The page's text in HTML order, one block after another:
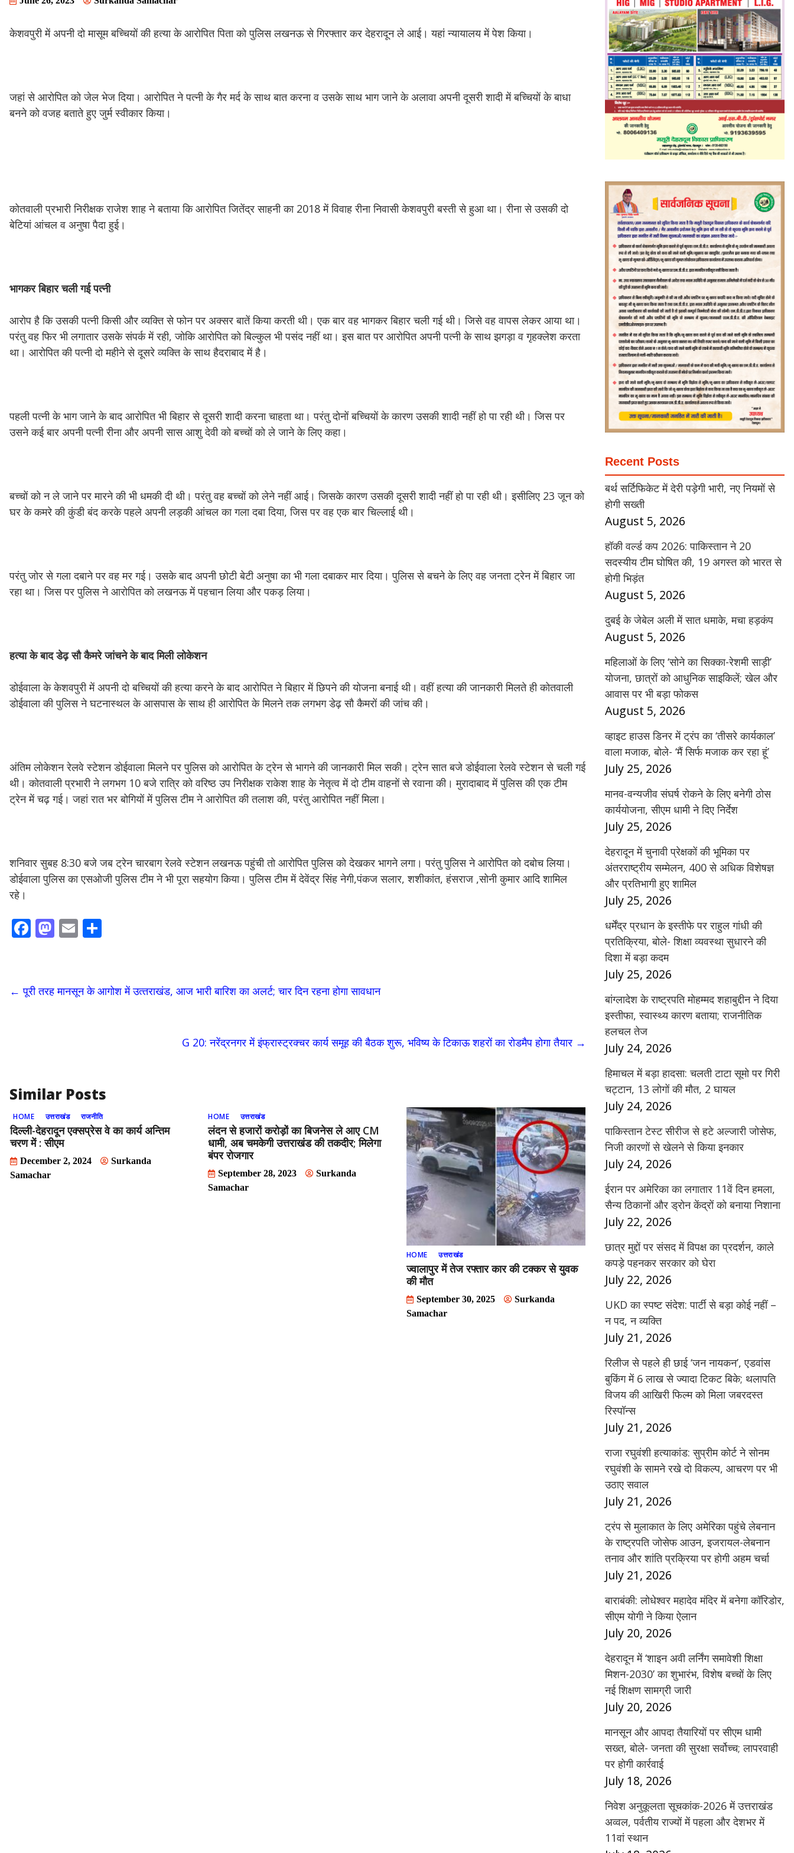
केशवपुरी में अपनी दो मासूम बच्चियों की हत्या के आरोपित पिता को पुलिस लखनऊ से गिरफ्तार कर देहरादून ले आई। यहां न्यायालय में पेश किया।
जहां से आरोपित को जेल भेज दिया। आरोपित ने पत्नी के गैर मर्द के साथ बात करना व उसके साथ भाग जाने के अलावा अपनी दूसरी शादी में बच्चियों के बाधा
बनने को वजह बताते हुए जुर्म स्वीकार किया।
कोतवाली प्रभारी निरीक्षक राजेश शाह ने बताया कि आरोपित जितेंद्र साहनी का 2018 में विवाह रीना निवासी केशवपुरी बस्ती से हुआ था। रीना से उसकी दो
बेटियां आंचल व अनुषा पैदा हुई।
भागकरबिहारचलीगईपत्‍नी
आरोप है कि उसकी पत्नी किसी और व्यक्ति से फोन पर अक्सर बातें किया करती थी। एक बार वह भागकर बिहार चली गई थी। जिसे वह वापस लेकर आया था।
परंतु वह फिर भी लगातार उसके संपर्क में रही, जोकि आरोपित को बिल्कुल भी पसंद नहीं था। इस बात पर आरोपित अपनी पत्नी के साथ झगड़ा व गृहक्लेश करता
था। आरोपित की पत्नी दो महीने से दूसरे व्यक्ति के साथ हैदराबाद में है।
पहली पत्नी के भाग जाने के बाद आरोपित भी बिहार से दूसरी शादी करना चाहता था। परंतु दोनों बच्चियों के कारण उसकी शादी नहीं हो पा रही थी। जिस पर
उसने कई बार अपनी पत्नी रीना और अपनी सास आशु देवी को बच्चों को ले जाने के लिए कहा।
बच्चों को न ले जाने पर मारने की भी धमकी दी थी। परंतु वह बच्चों को लेने नहीं आई। जिसके कारण उसकी दूसरी शादी नहीं हो पा रही थी। इसीलिए 23 जून को
घर के कमरे की कुंडी बंद करके पहले अपनी लड़की आंचल का गला दबा दिया, जिस पर वह एक बार चिल्लाई थी।
परंतु जोर से गला दबाने पर वह मर गई। उसके बाद अपनी छोटी बेटी अनुषा का भी गला दबाकर मार दिया। पुलिस से बचने के लिए वह जनता ट्रेन में बिहार जा
रहा था। जिस पर पुलिस ने आरोपित को लखनऊ में पहचान लिया और पकड़ लिया।
हत्याकेबादडेढ़सौकैमरेजांचनेकेबादमिलीलोकेशन
डोईवाला के केशवपुरी में अपनी दो बच्चियों की हत्या करने के बाद आरोपित ने बिहार में छिपने की योजना बनाई थी। वहीं हत्या की जानकारी मिलते ही कोतवाली
डोईवाला की पुलिस ने घटनास्थल के आसपास के साथ ही आरोपित के मिलने तक लगभग डेढ़ सौ कैमरों की जांच की।
अंतिम लोकेशन रेलवे स्टेशन डोईवाला मिलने पर पुलिस को आरोपित के ट्रेन से भागने की जानकारी मिल सकी। ट्रेन सात बजे डोईवाला रेलवे स्टेशन से चली गई
थी। कोतवाली प्रभारी ने लगभग 10 बजे रात्रि को वरिष्ठ उप निरीक्षक राकेश शाह के नेतृत्व में दो टीम वाहनों से रवाना की। मुरादाबाद में पुलिस की एक टीम
ट्रेन में चढ़ गई। जहां रात भर बोगियों में पुलिस टीम ने आरोपित की तलाश की, परंतु आरोपित नहीं मिला।
शनिवार सुबह 8:30 बजे जब ट्रेन चारबाग रेलवे स्टेशन लखनऊ पहुंची तो आरोपित पुलिस को देखकर भागने लगा। परंतु पुलिस ने आरोपित को दबोच लिया।
डोईवाला पुलिस का एसओजी पुलिस टीम ने भी पूरा सहयोग किया। पुलिस टीम में देवेंद्र सिंह नेगी,पंकज सलार, शशीकांत, हंसराज ,सोनी कुमार आदि शामिल
रहे।
F
b
o
M
d
o
E
l e
← पूरी तरह मानसून के आगोश में उत्‍तराखंड, आज भारी बारिश का अलर्ट; चार दिन रहना होगा सावधान
G 20: नरेंद्रनगर में इंफ्रास्ट्रक्चर कार्य समूह की बैठक शुरू, भविष्य के टिकाऊ शहरों का रोडमैप होगा तैयार →
Similar Posts
HOME उत्तराखंड राजनीति
दिल्ली-देहरादून एक्सप्रेस वे का कार्य अन्तिम
चरण में : सीएम
December 2, 2024
Surkanda
Samachar
HOME उत्तराखंड
लंदन से हजारों करोड़ों का बिजनेस ले आए CM
धामी, अब चमकेगी उत्तराखंड की तकदीर; मिलेगा
बंपर रोजगार
September 28, 2023
Surkanda
Samachar
HOME उत्तराखंड
ज्वालापुर में तेज रफ्तार कार की टक्कर से युवक
की मौत
September 30, 2025
Surkanda
Samachar
Recent Posts
बर्थ सर्टिफिकेट में देरी पड़ेगी भारी, नए नियमों से
होगी सख्ती
August 5, 2026
हॉकी वर्ल्ड कप 2026: पाकिस्तान ने 20
सदस्यीय टीम घोषित की, 19 अगस्त को भारत से
होगी भिड़ंत
August 5, 2026
दुबई के जेबेल अली में सात धमाके, मचा हड़कंप
August 5, 2026
महिलाओं के लिए ‘सोने का सिक्का-रेशमी साड़ी’
योजना, छात्रों को आधुनिक साइकिलें; खेल और
आवास पर भी बड़ा फोकस
August 5, 2026
व्हाइट हाउस डिनर में ट्रंप का ‘तीसरे कार्यकाल’
वाला मजाक, बोले- ‘मैं सिर्फ मजाक कर रहा हूं’
July 25, 2026
मानव-वन्यजीव संघर्ष रोकने के लिए बनेगी ठोस
कार्ययोजना, सीएम धामी ने दिए निर्देश
July 25, 2026
देहरादून में चुनावी प्रेक्षकों की भूमिका पर
अंतरराष्ट्रीय सम्मेलन, 400 से अधिक विशेषज्ञ
और प्रतिभागी हुए शामिल
July 25, 2026
धर्मेंद्र प्रधान के इस्तीफे पर राहुल गांधी की
प्रतिक्रिया, बोले- शिक्षा व्यवस्था सुधारने की
दिशा में बड़ा कदम
July 25, 2026
बांग्लादेश के राष्ट्रपति मोहम्मद शहाबुद्दीन ने दिया
इस्तीफा, स्वास्थ्य कारण बताया; राजनीतिक
हलचल तेज
July 24, 2026
हिमाचल में बड़ा हादसा: चलती टाटा सूमो पर गिरी
चट्टान, 13 लोगों की मौत, 2 घायल
July 24, 2026
पाकिस्तान टेस्ट सीरीज से हटे अल्जारी जोसेफ,
निजी कारणों से खेलने से किया इनकार
July 24, 2026
ईरान पर अमेरिका का लगातार 11वें दिन हमला,
सैन्य ठिकानों और ड्रोन केंद्रों को बनाया निशाना
July 22, 2026
छात्र मुद्दों पर संसद में विपक्ष का प्रदर्शन, काले
कपड़े पहनकर सरकार को घेरा
July 22, 2026
UKD का स्पष्ट संदेश: पार्टी से बड़ा कोई नहीं –
न पद, न व्यक्ति
July 21, 2026
रिलीज से पहले ही छाई ‘जन नायकन’, एडवांस
बुकिंग में 6 लाख से ज्यादा टिकट बिके; थलापति
विजय की आखिरी फिल्म को मिला जबरदस्त
रिस्पॉन्स
July 21, 2026
राजा रघुवंशी हत्याकांड: सुप्रीम कोर्ट ने सोनम
रघुवंशी के सामने रखे दो विकल्प, आचरण पर भी
उठाए सवाल
July 21, 2026
ट्रंप से मुलाकात के लिए अमेरिका पहुंचे लेबनान
के राष्ट्रपति जोसेफ आउन, इजरायल-लेबनान
तनाव और शांति प्रक्रिया पर होगी अहम चर्चा
July 21, 2026
बाराबंकी: लोधेश्वर महादेव मंदिर में बनेगा कॉरिडोर,
सीएम योगी ने किया ऐलान
July 20, 2026
देहरादून में ‘शाइन अवी लर्निंग समावेशी शिक्षा
मिशन-2030’ का शुभारंभ, विशेष बच्चों के लिए
नई शिक्षण सामग्री जारी
July 20, 2026
मानसून और आपदा तैयारियों पर सीएम धामी
सख्त, बोले- जनता की सुरक्षा सर्वोच्च; लापरवाही
पर होगी कार्रवाई
July 18, 2026
निवेश अनुकूलता सूचकांक-2026 में उत्तराखंड
अव्वल, पर्वतीय राज्यों में पहला और देशभर में
11वां स्थान